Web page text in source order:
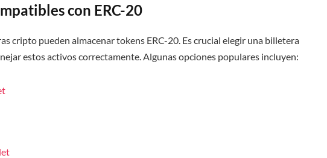
con ERC-20
cripto pueden almacenar tokens ERC-20. Es crucial elegir una billetera
estos activos correctamente. Algunas opciones populares incluyen: